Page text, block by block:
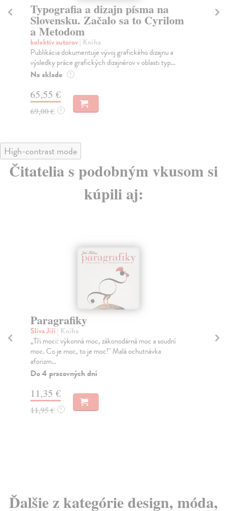
Typografia a dizajn písma na
Slovensku. Začalo sa to Cyrilom
a Metodom
kolektív autorov| Kniha
Publikácia dokumentuje vývoj grafického dizajnu a
výsledky práce grafických dizajnérov v oblasti typ...
Na sklade ?
65,55 €
69,00 € ?
High-contrast mode
Čitatelia s podobným vkusom si
kúpili aj:
Paragrafiky
Slíva Jiří | Kniha
„Tři moci: výkonná moc, zákonodárná moc a soudní
moc. Co je moc, to je moc!" Malá ochutnávka
aforizm...
Do 4 pracovných dní
11,35 €
11,95 € ?
Ďalšie z kategórie design, móda,